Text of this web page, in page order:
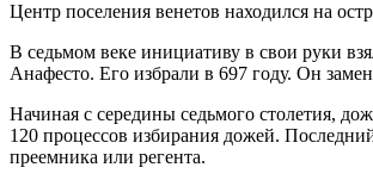
Центр поселения венетов находился на
В седьмом веке инициативу в свои руки
Анафесто. Его избрали в 697 году. Он
Начиная с середины седьмого столетия,
120 процессов избирания дожей.
преемника или регента.